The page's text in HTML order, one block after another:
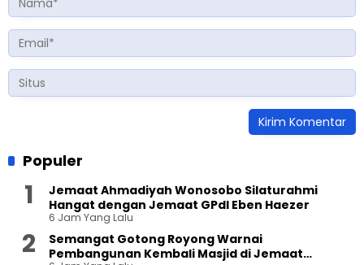
Populer
Jemaat Ahmadiyah Wonosobo Silaturahmi
Hangat dengan Jemaat GPdI Eben Haezer
6 Jam Yang Lalu
Semangat Gotong Royong Warnai
Pembangunan Kembali Masjid di Jemaat